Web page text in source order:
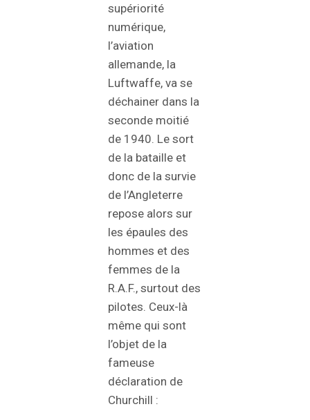
supériorité
numérique,
l’aviation
allemande, la
Luftwaffe, va se
déchainer dans la
seconde moitié
de 1940. Le sort
de la bataille et
donc de la survie
de l’Angleterre
repose alors sur
les épaules des
hommes et des
femmes de la
R.A.F., surtout des
pilotes. Ceux-là
même qui sont
l’objet de la
fameuse
déclaration de
Churchill :